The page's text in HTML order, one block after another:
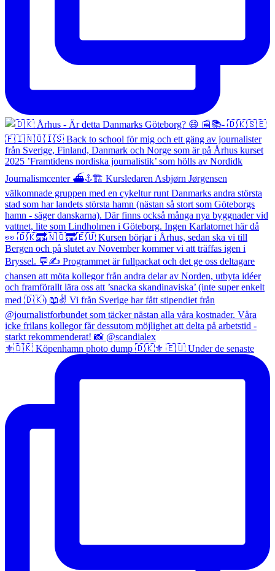
⚜️🇩🇰 Köpenhamn photo dump 🇩🇰⚜️ 🇪🇺 Under de senaste